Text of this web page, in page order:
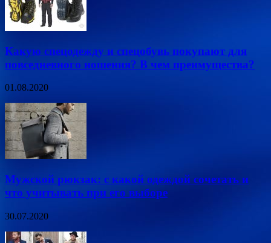
Какую спецодежду и спецобувь покупают для
повседневного ношения? В чем преимущества?
01.08.2020
Мужской рюкзак: с какой одеждой сочетать и
что учитывать при его выборе
30.07.2020